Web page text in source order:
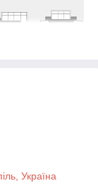
з
м'якості,
Україна